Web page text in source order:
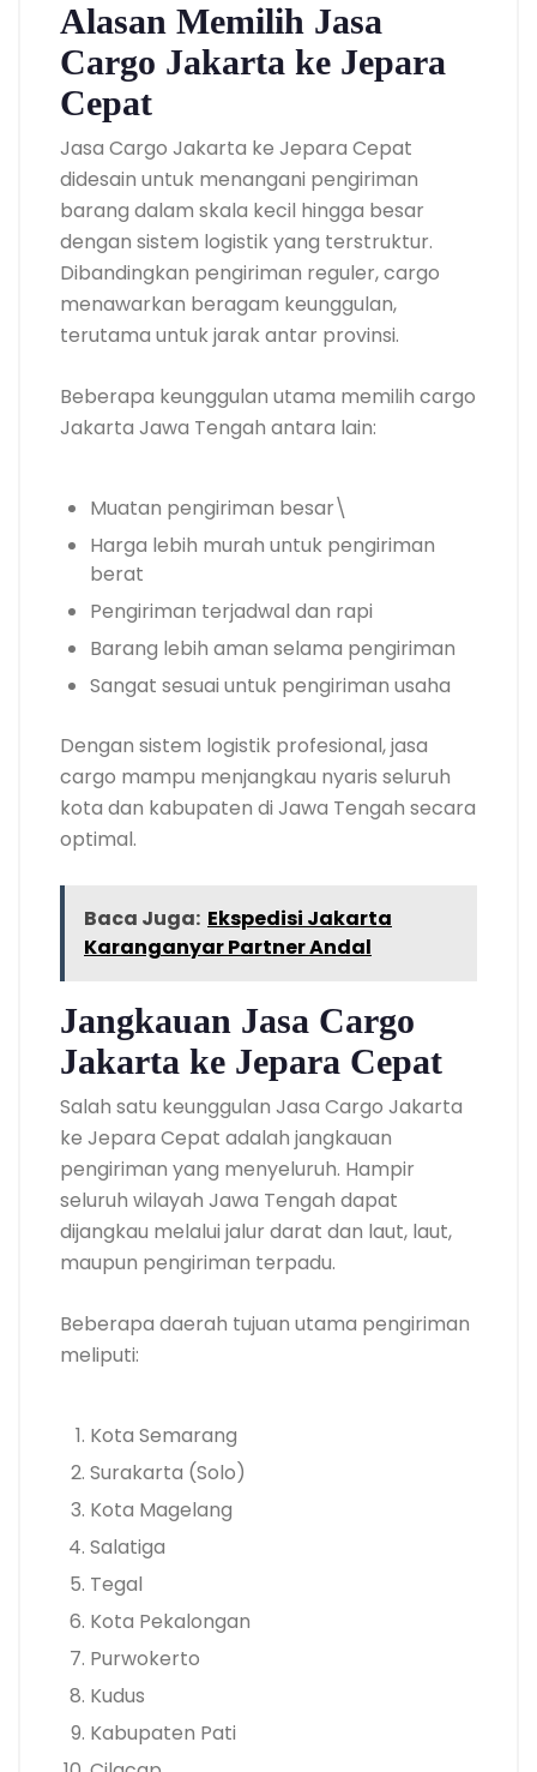
Alasan Memilih Jasa
Cargo Jakarta ke Jepara
Cepat
Jasa Cargo Jakarta ke Jepara Cepat
didesain untuk menangani pengiriman
barang dalam skala kecil hingga besar
dengan sistem logistik yang terstruktur.
Dibandingkan pengiriman reguler, cargo
menawarkan beragam keunggulan,
terutama untuk jarak antar provinsi.
Beberapa keunggulan utama memilih cargo
Jakarta Jawa Tengah antara lain:
Muatan pengiriman besar\
Harga lebih murah untuk pengiriman
berat
Pengiriman terjadwal dan rapi
Barang lebih aman selama pengiriman
Sangat sesuai untuk pengiriman usaha
Dengan sistem logistik profesional, jasa
cargo mampu menjangkau nyaris seluruh
kota dan kabupaten di Jawa Tengah secara
optimal.
Baca Juga: Ekspedisi Jakarta
Karanganyar Partner Andal
Jangkauan Jasa Cargo
Jakarta ke Jepara Cepat
Salah satu keunggulan Jasa Cargo Jakarta
ke Jepara Cepat adalah jangkauan
pengiriman yang menyeluruh. Hampir
seluruh wilayah Jawa Tengah dapat
dijangkau melalui jalur darat dan laut, laut,
maupun pengiriman terpadu.
Beberapa daerah tujuan utama pengiriman
meliputi:
Kota Semarang
Surakarta (Solo)
Kota Magelang
Salatiga
Tegal
Kota Pekalongan
Purwokerto
Kudus
Kabupaten Pati